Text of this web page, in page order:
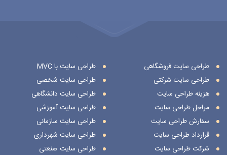
طراحی سایت فروشگاهی
طراحی سایت شرکتی
هزینه طراحی سایت
مراحل طراحی سایت
سفارش طراحی سایت
قرارداد طراحی سایت
شرکت طراحی سایت
طراحی سایت با MVC
طراحی سایت شخصی
طراحی سایت دانشگاهی
طراحی سایت آموزشی
طراحی سایت سازمانی
طراحی سایت شهرداری
طراحی سایت صنعتی